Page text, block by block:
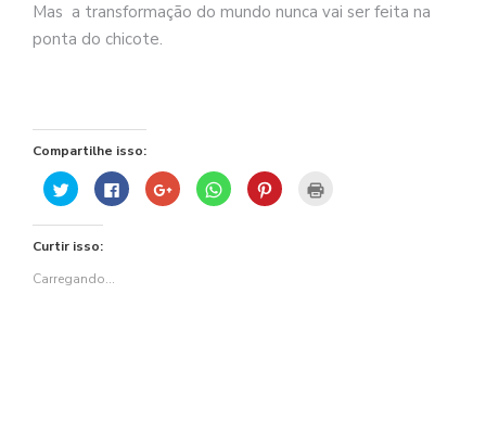
Mas a transformação do mundo nunca vai ser feita na
ponta do chicote.
Compartilhe isso:
Clique
para
compartilhar
no
em
janela)
Clique
para
compartilhar
Compartilhe
no
Google+
Clique
para
compartilhar
Clique
para
Curtir isso:
Carregando...